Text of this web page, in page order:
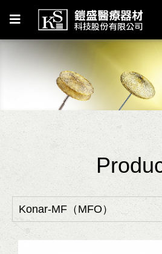
Konar-MF（MFO）